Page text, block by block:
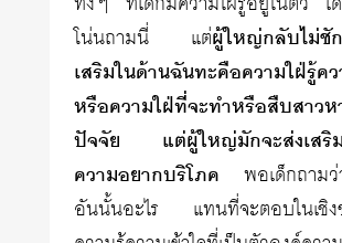
โน่นถามนี่ แต่ผู้ใหญ่กลับไม่ชั
เสริมในด้านฉันทะคือความใฝ่รู้ค
หรือความใฝ่ที่จะทำหรือสืบสาวห
ปัจจัย แต่ผู้ใหญ่มักจะส่งเสริ
ความอยากบริโภค พอเด็กถามว่
อันนั้นอะไร แทนที่จะตอบในเชิ